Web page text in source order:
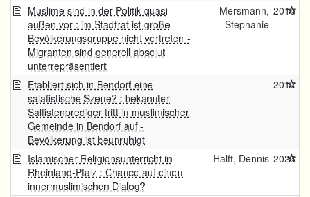
Muslime sind in der Politik quasi
außen vor : im Stadtrat ist große
Bevölkerungsgruppe nicht vertreten -
Migranten sind generell absolut
unterrepräsentiert
Mersmann,
Stephanie
2015
Etabliert sich in Bendorf eine
salafistische Szene? : bekannter
Salfistenprediger tritt in muslimischer
Gemeinde in Bendorf auf -
Bevölkerung ist beunruhigt
2017
Islamischer Religionsunterricht in
Rheinland-Pfalz : Chance auf einen
innermuslimischen Dialog?
Halft, Dennis 2023